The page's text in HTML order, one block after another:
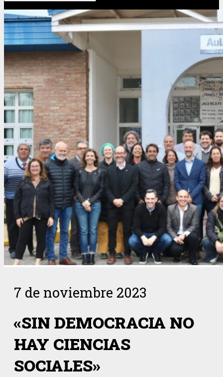
7 de noviembre 2023
«SIN DEMOCRACIA NO
HAY CIENCIAS
SOCIALES»